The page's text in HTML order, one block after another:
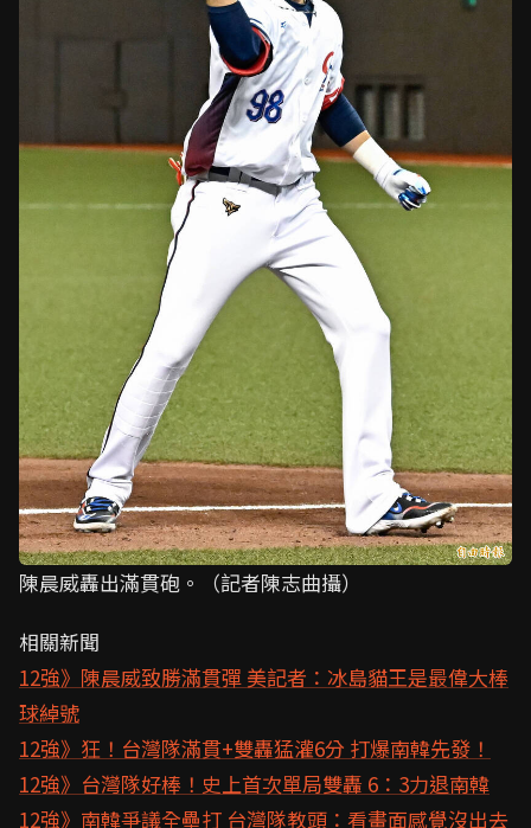
陳晨威轟出滿貫砲。（記者陳志曲攝）
相關新聞
12強》陳晨威致勝滿貫彈 美記者：冰島貓王是最偉大棒
球綽號
12強》狂！台灣隊滿貫+雙轟猛灌6分 打爆南韓先發！
12強》台灣隊好棒！史上首次單局雙轟 6：3力退南韓
12強》南韓爭議全壘打 台灣隊教頭：看畫面感覺沒出去